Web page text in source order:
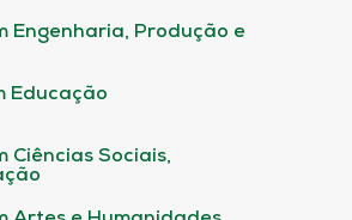
Engenharia, Produção e
Educação
Ciências Sociais,